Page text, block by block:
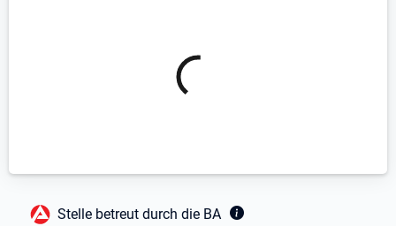
Kostenfrei gestellte Arbeitskleidung sowie
Wir unterstützen Ihre Kinder und Enkelkinder!
Fußbereich
Stelle betreut durch die BA